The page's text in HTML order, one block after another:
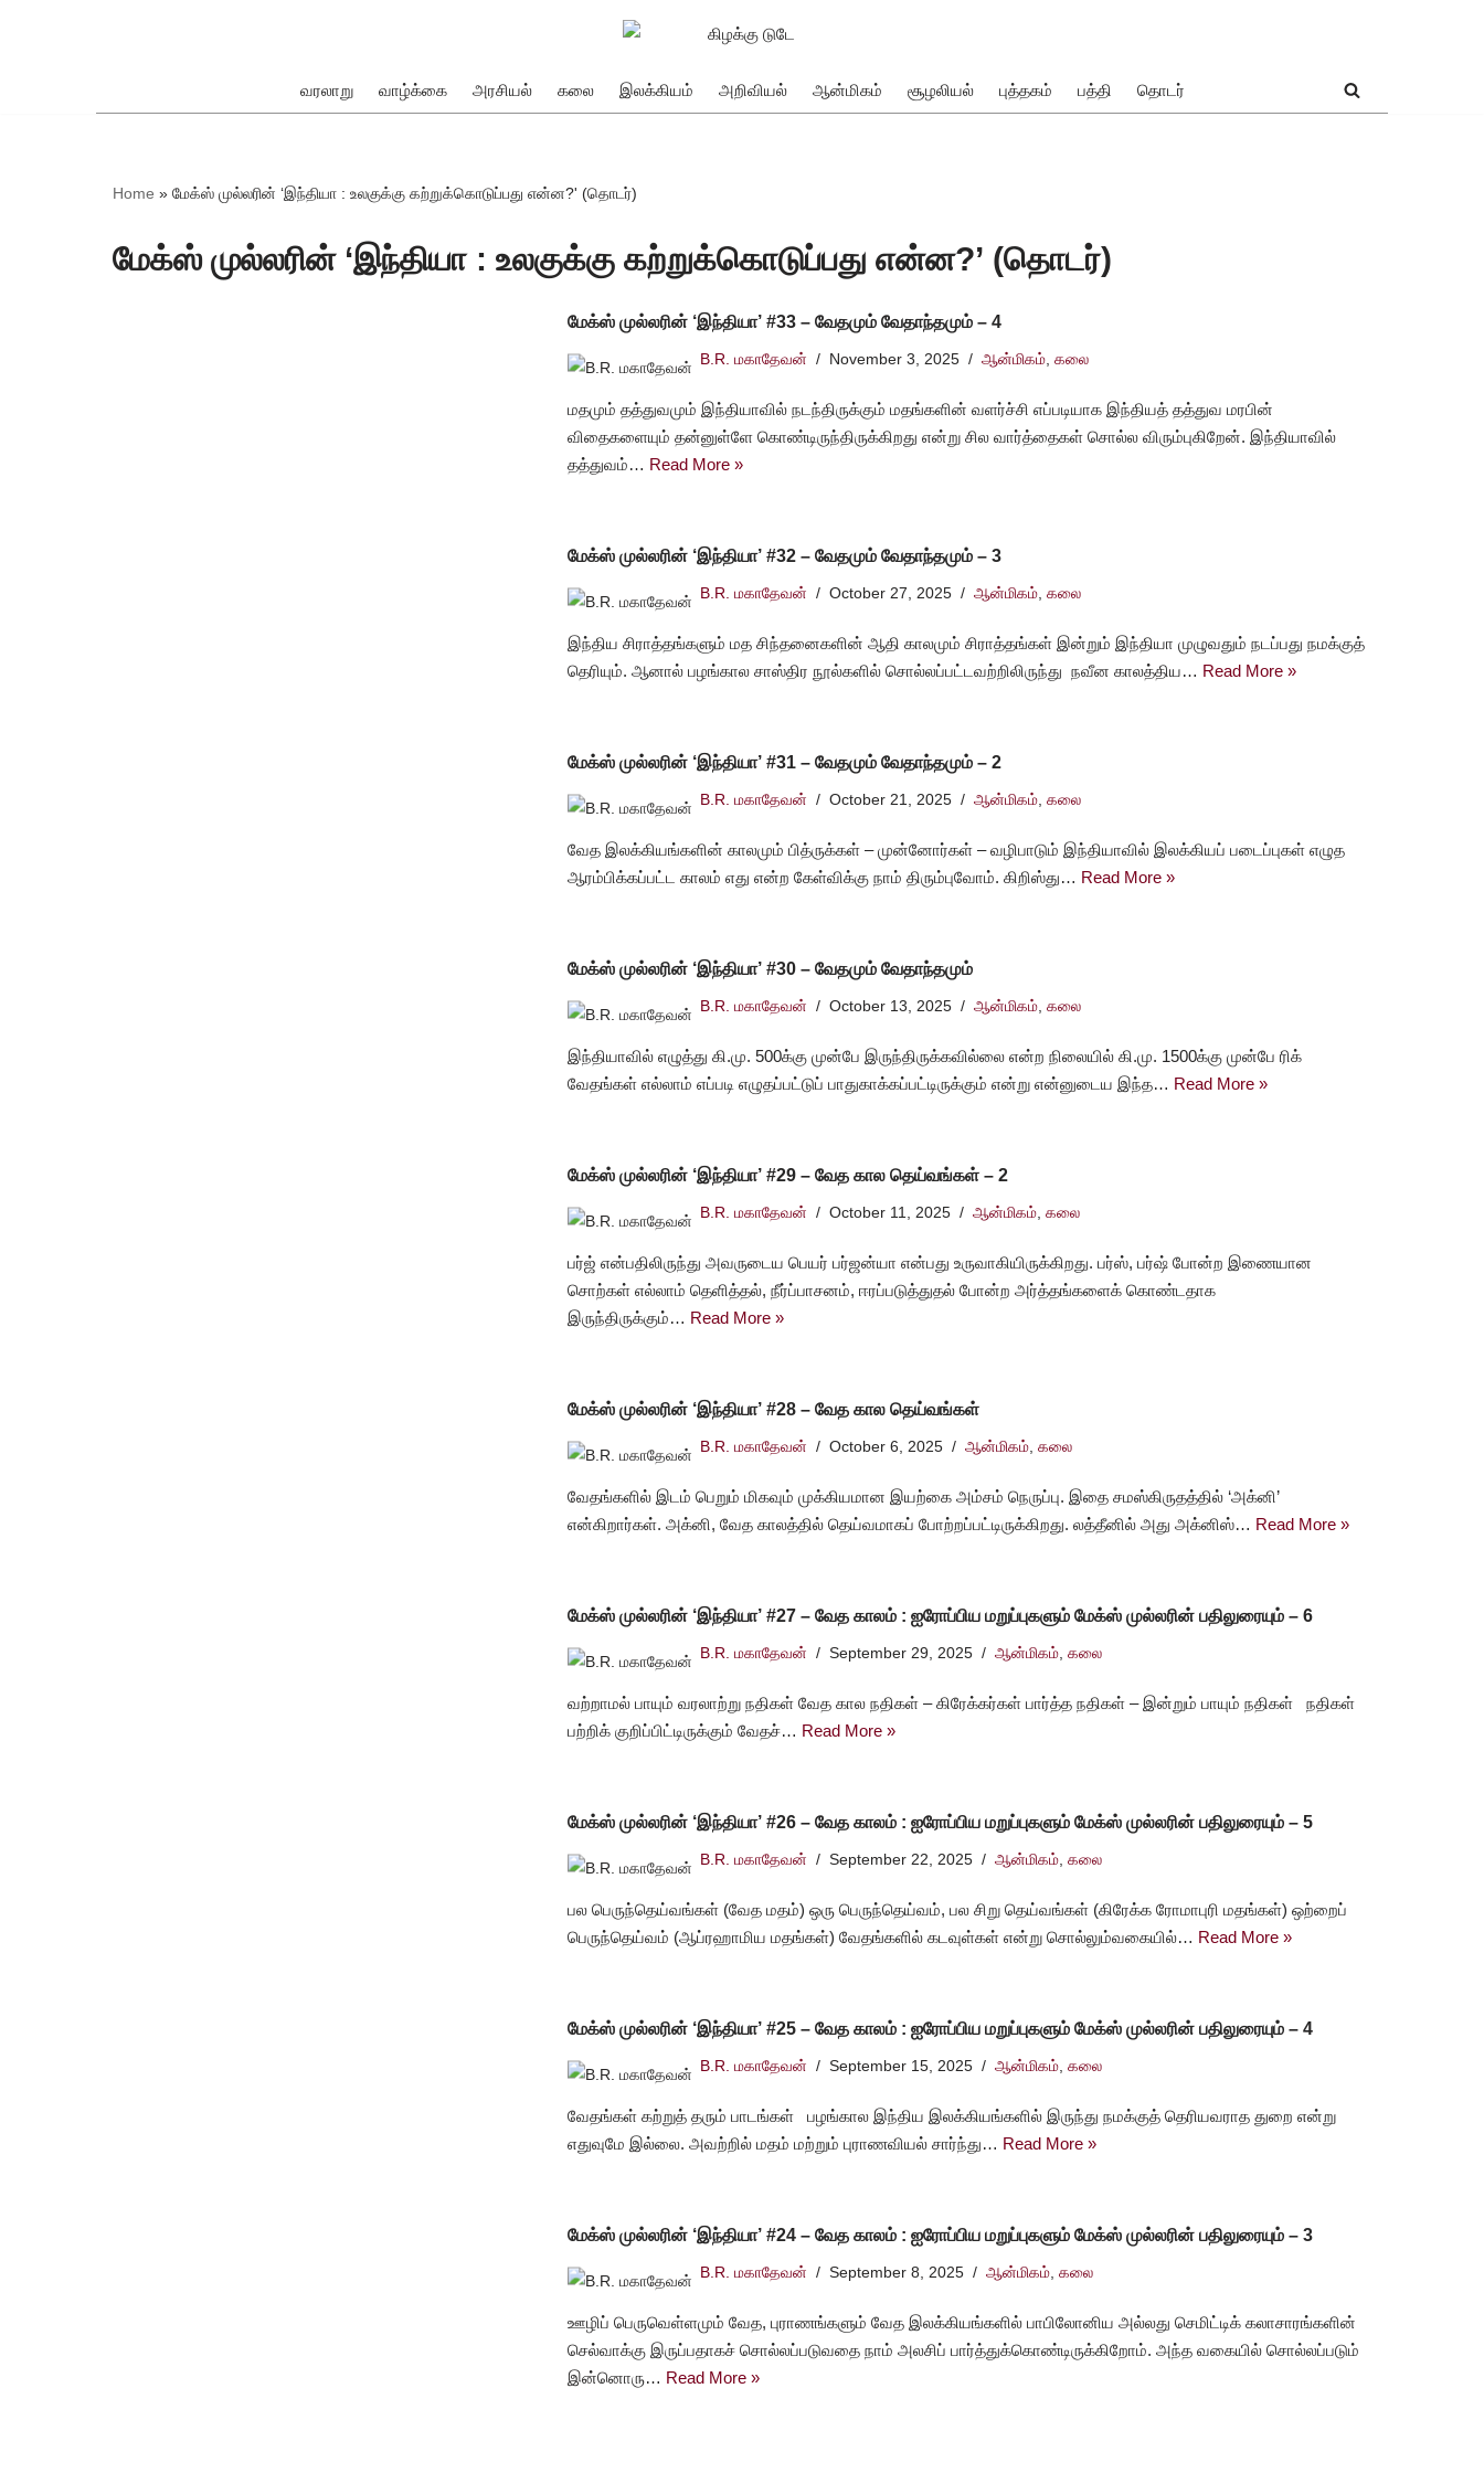
வரலாறு வாழ்க்கை அரசியல் கலை இலக்கியம் அறிவியல் ஆன்மிகம் சூழலியல் புத்தகம் பத்தி தொடர்
Home » மேக்ஸ் முல்லரின் ‘இந்தியா : உலகுக்கு கற்றுக்கொடுப்பது என்ன?' (தொடர்)
மேக்ஸ் முல்லரின் ‘இந்தியா : உலகுக்கு கற்றுக்கொடுப்பது என்ன?’ (தொடர்)
மேக்ஸ் முல்லரின் ‘இந்தியா’ #33 – வேதமும் வேதாந்தமும் – 4
B.R. மகாதேவன் November 3, 2025 ஆன்மிகம், கலை
மதமும் தத்துவமும் இந்தியாவில் நடந்திருக்கும் மதங்களின் வளர்ச்சி எப்படியாக இந்தியத் தத்துவ மரபின்
விதைகளையும் தன்னுள்ளே கொண்டிருந்திருக்கிறது என்று சில வார்த்தைகள் சொல்ல விரும்புகிறேன். இந்தியாவில்
தத்துவம்… Read More »
மேக்ஸ் முல்லரின் ‘இந்தியா’ #32 – வேதமும் வேதாந்தமும் – 3
B.R. மகாதேவன் October 27, 2025 ஆன்மிகம், கலை
இந்திய சிராத்தங்களும் மத சிந்தனைகளின் ஆதி காலமும் சிராத்தங்கள் இன்றும் இந்தியா முழுவதும் நடப்பது நமக்குத்
தெரியும். ஆனால் பழங்கால சாஸ்திர நூல்களில் சொல்லப்பட்டவற்றிலிருந்து நவீன காலத்திய… Read More »
மேக்ஸ் முல்லரின் ‘இந்தியா’ #31 – வேதமும் வேதாந்தமும் – 2
B.R. மகாதேவன் October 21, 2025 ஆன்மிகம், கலை
வேத இலக்கியங்களின் காலமும் பித்ருக்கள் – முன்னோர்கள் – வழிபாடும் இந்தியாவில் இலக்கியப் படைப்புகள் எழுத
ஆரம்பிக்கப்பட்ட காலம் எது என்ற கேள்விக்கு நாம் திரும்புவோம். கிறிஸ்து… Read More »
மேக்ஸ் முல்லரின் ‘இந்தியா’ #30 – வேதமும் வேதாந்தமும்
B.R. மகாதேவன் October 13, 2025 ஆன்மிகம், கலை
இந்தியாவில் எழுத்து கி.மு. 500க்கு முன்பே இருந்திருக்கவில்லை என்ற நிலையில் கி.மு. 1500க்கு முன்பே ரிக்
வேதங்கள் எல்லாம் எப்படி எழுதப்பட்டுப் பாதுகாக்கப்பட்டிருக்கும் என்று என்னுடைய இந்த… Read More »
மேக்ஸ் முல்லரின் ‘இந்தியா’ #29 – வேத கால தெய்வங்கள் – 2
B.R. மகாதேவன் October 11, 2025 ஆன்மிகம், கலை
பர்ஜ் என்பதிலிருந்து அவருடைய பெயர் பர்ஜன்யா என்பது உருவாகியிருக்கிறது. பர்ஸ், பர்ஷ் போன்ற இணையான
சொற்கள் எல்லாம் தெளித்தல், நீர்ப்பாசனம், ஈரப்படுத்துதல் போன்ற அர்த்தங்களைக் கொண்டதாக
இருந்திருக்கும்… Read More »
மேக்ஸ் முல்லரின் ‘இந்தியா’ #28 – வேத கால தெய்வங்கள்
B.R. மகாதேவன் October 6, 2025 ஆன்மிகம், கலை
வேதங்களில் இடம் பெறும் மிகவும் முக்கியமான இயற்கை அம்சம் நெருப்பு. இதை சமஸ்கிருதத்தில் ‘அக்னி’
என்கிறார்கள். அக்னி, வேத காலத்தில் தெய்வமாகப் போற்றப்பட்டிருக்கிறது. லத்தீனில் அது அக்னிஸ்… Read More »
மேக்ஸ் முல்லரின் ‘இந்தியா’ #27 – வேத காலம் : ஐரோப்பிய மறுப்புகளும் மேக்ஸ் முல்லரின் பதிலுரையும் – 6
B.R. மகாதேவன் September 29, 2025 ஆன்மிகம், கலை
வற்றாமல் பாயும் வரலாற்று நதிகள் வேத கால நதிகள் – கிரேக்கர்கள் பார்த்த நதிகள் – இன்றும் பாயும் நதிகள் நதிகள்
பற்றிக் குறிப்பிட்டிருக்கும் வேதச்… Read More »
மேக்ஸ் முல்லரின் ‘இந்தியா’ #26 – வேத காலம் : ஐரோப்பிய மறுப்புகளும் மேக்ஸ் முல்லரின் பதிலுரையும் – 5
B.R. மகாதேவன் September 22, 2025 ஆன்மிகம், கலை
பல பெருந்தெய்வங்கள் (வேத மதம்) ஒரு பெருந்தெய்வம், பல சிறு தெய்வங்கள் (கிரேக்க ரோமாபுரி மதங்கள்) ஒற்றைப்
பெருந்தெய்வம் (ஆப்ரஹாமிய மதங்கள்) வேதங்களில் கடவுள்கள் என்று சொல்லும்வகையில்… Read More »
மேக்ஸ் முல்லரின் ‘இந்தியா’ #25 – வேத காலம் : ஐரோப்பிய மறுப்புகளும் மேக்ஸ் முல்லரின் பதிலுரையும் – 4
B.R. மகாதேவன் September 15, 2025 ஆன்மிகம், கலை
வேதங்கள் கற்றுத் தரும் பாடங்கள் பழங்கால இந்திய இலக்கியங்களில் இருந்து நமக்குத் தெரியவராத துறை என்று
எதுவுமே இல்லை. அவற்றில் மதம் மற்றும் புராணவியல் சார்ந்து… Read More »
மேக்ஸ் முல்லரின் ‘இந்தியா’ #24 – வேத காலம் : ஐரோப்பிய மறுப்புகளும் மேக்ஸ் முல்லரின் பதிலுரையும் – 3
B.R. மகாதேவன் September 8, 2025 ஆன்மிகம், கலை
ஊழிப் பெருவெள்ளமும் வேத, புராணங்களும் வேத இலக்கியங்களில் பாபிலோனிய அல்லது செமிட்டிக் கலாசாரங்களின்
செல்வாக்கு இருப்பதாகச் சொல்லப்படுவதை நாம் அலசிப் பார்த்துக்கொண்டிருக்கிறோம். அந்த வகையில் சொல்லப்படும்
இன்னொரு… Read More »